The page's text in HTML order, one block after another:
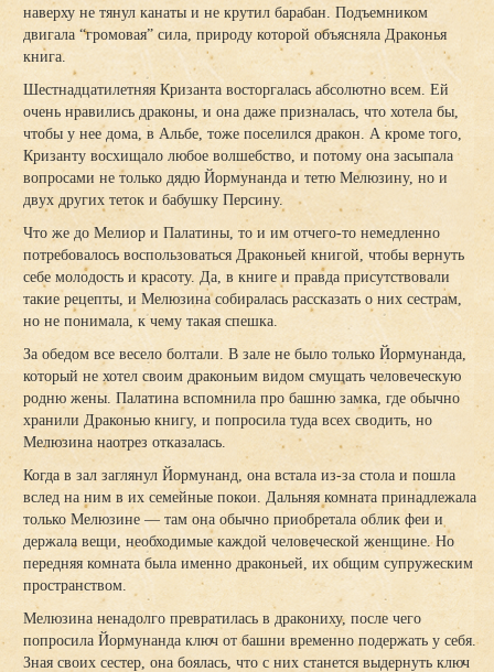
наверху не тянул канаты и не крутил барабан. Подъемником
двигала “громовая” сила, природу которой объясняла Драконья
книга.
Шестнадцатилетняя Кризанта восторгалась абсолютно всем. Ей
очень нравились драконы, и она даже призналась, что хотела бы,
чтобы у нее дома, в Альбе, тоже поселился дракон. А кроме того,
Кризанту восхищало любое волшебство, и потому она засыпала
вопросами не только дядю Йормунанда и тетю Мелюзину, но и
двух других теток и бабушку Персину.
Что же до Мелиор и Палатины, то и им отчего-то немедленно
потребовалось воспользоваться Драконьей книгой, чтобы вернуть
себе молодость и красоту. Да, в книге и правда присутствовали
такие рецепты, и Мелюзина собиралась рассказать о них сестрам,
но не понимала, к чему такая спешка.
За обедом все весело болтали. В зале не было только Йормунанда,
который не хотел своим драконьим видом смущать человеческую
родню жены. Палатина вспомнила про башню замка, где обычно
хранили Драконью книгу, и попросила туда всех сводить, но
Мелюзина наотрез отказалась.
Когда в зал заглянул Йормунанд, она встала из-за стола и пошла
вслед на ним в их семейные покои. Дальняя комната принадлежала
только Мелюзине — там она обычно приобретала облик феи и
держала вещи, необходимые каждой человеческой женщине. Но
передняя комната была именно драконьей, их общим супружеским
пространством.
Мелюзина ненадолго превратилась в дракониху, после чего
попросила Йормунанда ключ от башни временно подержать у себя.
Зная своих сестер, она боялась, что с них станется выдернуть ключ